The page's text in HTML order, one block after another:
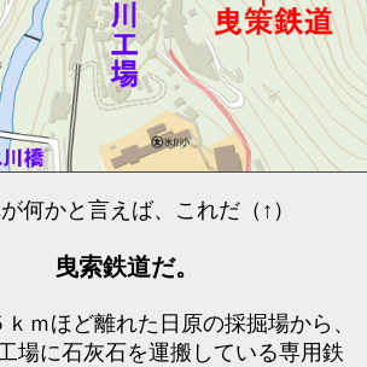
何かと言えば、これだ（↑）
曳索鉄道だ。
ｍほど離れた日原の採掘場から、
場に石灰石を運搬している専用鉄